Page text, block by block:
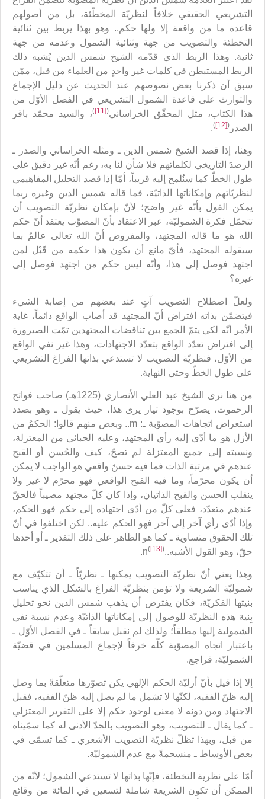
التشريعي الحقيقي خلافاً لنظريّة المخطّئة، بل من أصولهم
قاعدة ما من واقعة إلا ولها حكم.. وهو بهذا يربط بين ثنائية
التخطئة والتصويب من جهة وثنائية الشمول وعدمه من جهة
ثانية. وهذا الربط الذي قدّمه الشيخ شمس الدين يُشبه ذلك
الربط المستبطن في كلمات غير واحدٍ من العلماء من قبل، ممّن
سبق أن ذكرنا بعض نصوصهم عند الحديث عن دليل الإجماع
والتوارث على قاعدة الشمول التشريعي في الفصل الأوّل من
هذا الكتاب، مثل المحقّق الخراساني(
[11]
)، والسيد محمّد باقر
الصدر (
[12]
)
.
وهنا، إذا قصد الشيخ شمس الدين ـ ومثله الخراساني والصدر ـ
الرصدَ التاريخي لكلماتهم فلا شأن لنا به، رغم أنّه غير دقيق على
طول الخطّ كما سنُلمح إليه قريباً، أمّا إذا قصد التحليل المفاهيمي
لنظريّاتهم وإمكاناتها الذاتيّة، فما قاله شمس الدين وغيره ربما
يمكن القول بأنّه غير واضح؛ لأنّ بإمكان نظريّة التصويب أن
تتحمّل فكرة الشموليّة، عبر الاعتقاد بأنّ المصوِّب يعتقد أنّ حكم
الله هو ما قاله المجتهد، والمفروض أنّ الله تعالى عالمٌ بما
سيقوله المجتهد، فأيّ مانع أن يكون هذا حكمه من قَبْل لمن
اجتهد فوصل إلى هذا، وأنّه ليس حكم من اجتهد فوصل إلى
غيره؟
ولعلّ اصطلاح التصويب آتٍ عند بعضهم من إصابة الشيء
فيتضمّن بذاته افتراض أنّ المجتهد قد أصاب الواقع دائماً، غاية
الأمر أنّه لكي يتمّ الجمع بين تناقضات المجتهدين تمّت الصيرورة
إلى افتراض تعدّد الواقع بتعدّد الاجتهادات، وهذا غير نفي الواقع
من الأوّل، فنظريّة التصويب لا تستدعي بذاتها الفراغ التشريعي
على طول الخطّ وحتى النهاية.
من هنا نرى الشيخ عبد العلي الأنصاري (1225هـ) صاحب فواتح
الرحموت، يصرّح بوجود تيار يرى هذا، حيث يقول ـ وهو بصدد
استعراض اتجاهات المصوّبة ـ: m.. وبعض منهم قالوا: الحكمُ من
الأزل هو ما أدّى إليه رأي المجتهد، وعليه الجبائي من المعتزلة،
ونسبته إلى جميع المعتزلة لم تصحّ، كيف والحُسن أو القبح
عندهم في مرتبة الذات فما فيه حسنٌ واقعي هو الواجب لا يمكن
أن يكون محرّماً، وما فيه القبح الواقعي فهو محرّم لا غير ولا
ينقلب الحسن والقبح الذاتيان، وإذا كان كلّ مجتهد مصيباً فالحقّ
عندهم متعدّد، فعلى كلّ من أدّى اجتهاده إلى حكم فهو الحكم،
وإذا أدّى رأي آخر إلى آخر فهو الحكم عليه.. لكن اختلفوا في أنّ
تلك الحقوق متساوية ـ كما هو الظاهر على ذلك التقدير ـ أو أحدها
حقّ، وهو القول الأشبه..n
([13])
.
وهذا يعني أنّ نظريّة التصويب يمكنها ـ نظريّاً ـ أن تتكيّف مع
شموليّة الشريعة ولا تؤمن بنظريّة الفراغ بالشكل الذي يناسب
بنيتها الفكريّة، فكان يفترض أن يذهب شمس الدين نحو تحليل
بِنية هذه النظريّة للوصول إلى إمكاناتها الذاتيّة وعدم نسبة نفي
الشمولية إليها مطلقاً؛ ولذلك لم نقبل سابقاً ـ في الفصل الأوّل ـ
باعتبار اتجاه المصوّبة كلّه خرقاً لإجماع المسلمين في قضيّة
الشموليّة، فراجع.
إلا إذا قيل بأنّ أزليّة الحكم الإلهي يكن تصوّرها متعلّقةً بما وصل
إليه ظنّ الفقيه، لكنّها لا تشمل ما لم يصل إليه ظنّ الفقيه، فقبل
الاجتهاد ومن دونه لا معنى لوجود حكم إلا على التقرير المعتزلي
ـ كما يقال ـ للتصويب، وهو التصويب بالحدّ الأدنى له كما سمّيناه
من قبل، وبهذا تظلّ نظريّة التصويب الأشعري ـ كما تسمّى في
بعض الأوساط ـ منسجمةً مع عدم الشموليّة.
أمّا على نظرية التخطئة، فإنّها بذاتها لا تستدعي الشمول؛ لأنّه من
الممكن أن تكون الشريعة شاملة لتسعين في المائة من وقائع